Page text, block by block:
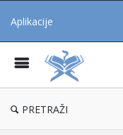
Aplikacije
PRETRAŽI